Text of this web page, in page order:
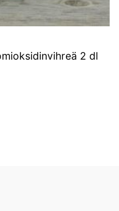
2 dl